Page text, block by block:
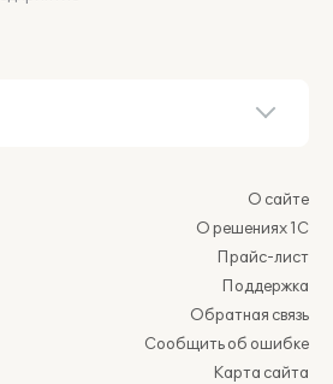
О сайте
О решениях 1С
Прайс-лист
Поддержка
Обратная связь
Сообщить об ошибке
Карта сайта